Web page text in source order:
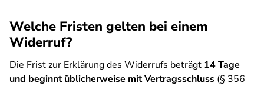
Welche Fristen gelten bei einem
Widerruf?
Die Frist zur Erklärung des Widerrufs beträgt 14 Tage
und beginnt üblicherweise mit Vertragsschluss (§ 356